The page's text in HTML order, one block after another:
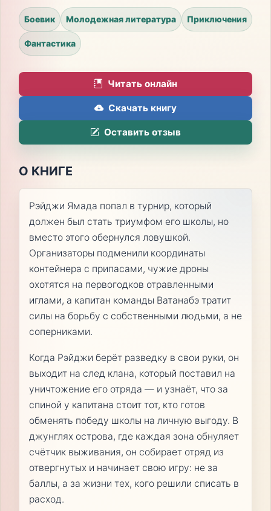
Боевик Молодежная литература Приключения
Фантастика
Читать онлайн
Скачать книгу
Оставить отзыв
О КНИГЕ
Рэйджи Ямада попал в турнир, который
должен был стать триумфом его школы, но
вместо этого обернулся ловушкой.
Организаторы подменили координаты
контейнера с припасами, чужие дроны
охотятся на первогодков отравленными
иглами, а капитан команды Ватанабэ тратит
силы на борьбу с собственными людьми, а не
соперниками.
Когда Рэйджи берёт разведку в свои руки, он
выходит на след клана, который поставил на
уничтожение его отряда — и узнаёт, что за
спиной у капитана стоит тот, кто готов
обменять победу школы на личную выгоду. В
джунглях острова, где каждая зона обнуляет
счётчик выживания, он собирает отряд из
отвергнутых и начинает свою игру: не за
баллы, а за жизни тех, кого решили списать в
расход.